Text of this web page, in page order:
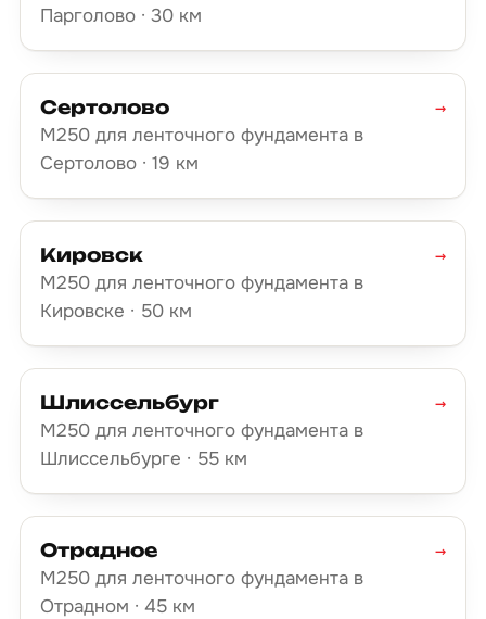
Парголово · 30 км
Сертолово
М250 для ленточного фундамента в
Сертолово · 19 км
→
Кировск
М250 для ленточного фундамента в
Кировске · 50 км
→
Шлиссельбург
М250 для ленточного фундамента в
Шлиссельбурге · 55 км
→
Отрадное
М250 для ленточного фундамента в
Отрадном · 45 км
→